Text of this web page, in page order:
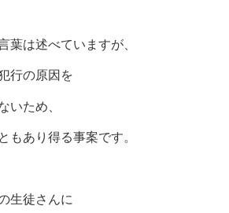
葉は述べていますが、
行の原因を
いため、
もあり得る事案です。
生徒さんに